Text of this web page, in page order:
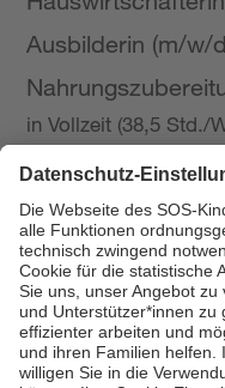
Ausbilderin (m/w/
in Vollzeit (38,5 Std./
in Teilzeit (mind. 20 -
Kinderdorf Essen,